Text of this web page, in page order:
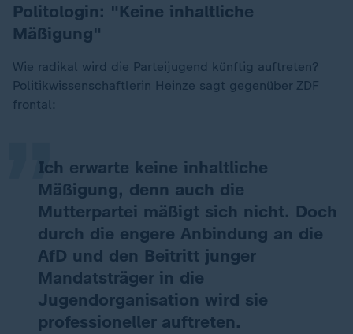
Politologin: "Keine inhaltliche
Mäßigung"
Wie radikal wird die Parteijugend künftig auftreten?
Politikwissenschaftlerin Heinze sagt gegenüber ZDF
frontal:
Ich erwarte keine inhaltliche
Mäßigung, denn auch die
Mutterpartei mäßigt sich nicht. Doch
durch die engere Anbindung an die
AfD und den Beitritt junger
Mandatsträger in die
Jugendorganisation wird sie
professioneller auftreten.
„